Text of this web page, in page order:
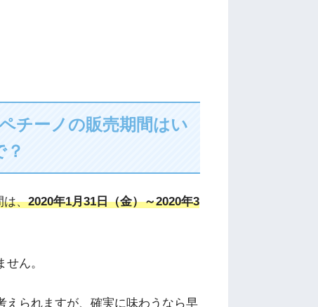
チーノの販売期間はい
は、2020年1月31日（金）～2020年3
ん。
えられますが、確実に味わうなら早